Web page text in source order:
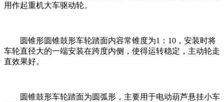
用作起重机大车驱动轮。
圆锥形圆锥鼓形车轮踏面内容常锥度为1：10，安装时将
车轮直径大的一端安装在跨度内侧，使得运转稳定，主动轮走
直效果好。
圆锥鼓形车轮踏面为圆弧形，主要用于电动葫芦悬挂小车